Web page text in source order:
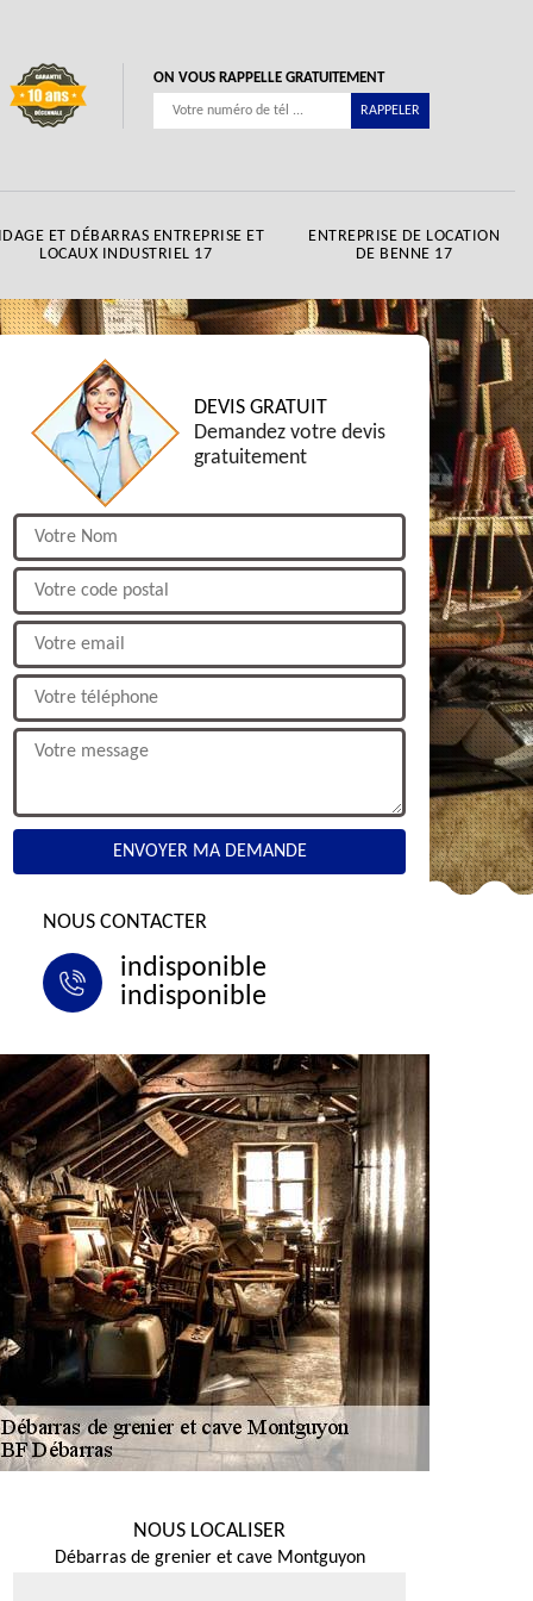
ON VOUS RAPPELLE GRATUITEMENT
ET DÉBARRAS ENTREPRISE ET
LOCAUX INDUSTRIEL 17
ENTREPRISE DE LOCATION
DE BENNE 17
DEVIS GRATUIT
Demandez votre devis
gratuitement
NOUS CONTACTER
indisponible
indisponible
NOUS LOCALISER
Débarras de grenier et cave Montguyon